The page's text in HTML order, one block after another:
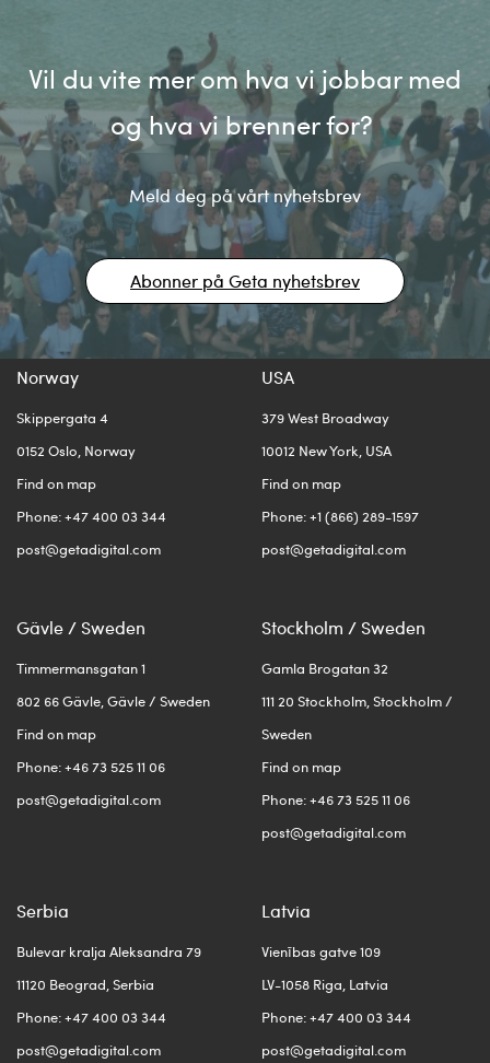
Vil du vite mer om hva vi jobbar med
og hva vi brenner for?
Meld deg på vårt nyhetsbrev
Abonner på Geta nyhetsbrev
Norway
Skippergata 4
0152 Oslo, Norway
Find on map
Phone: +47 400 03 344
post@getadigital.com
USA
379 West Broadway
10012 New York, USA
Find on map
Phone: +1 (866) 289-1597
post@getadigital.com
Gävle / Sweden
Timmermansgatan 1
802 66 Gävle, Gävle / Sweden
Find on map
Phone: +46 73 525 11 06
post@getadigital.com
Stockholm / Sweden
Gamla Brogatan 32
111 20 Stockholm, Stockholm /
Sweden
Find on map
Phone: +46 73 525 11 06
post@getadigital.com
Serbia
Bulevar kralja Aleksandra 79
11120 Beograd, Serbia
Phone: +47 400 03 344
post@getadigital.com
Latvia
Vienības gatve 109
LV-1058 Riga, Latvia
Phone: +47 400 03 344
post@getadigital.com